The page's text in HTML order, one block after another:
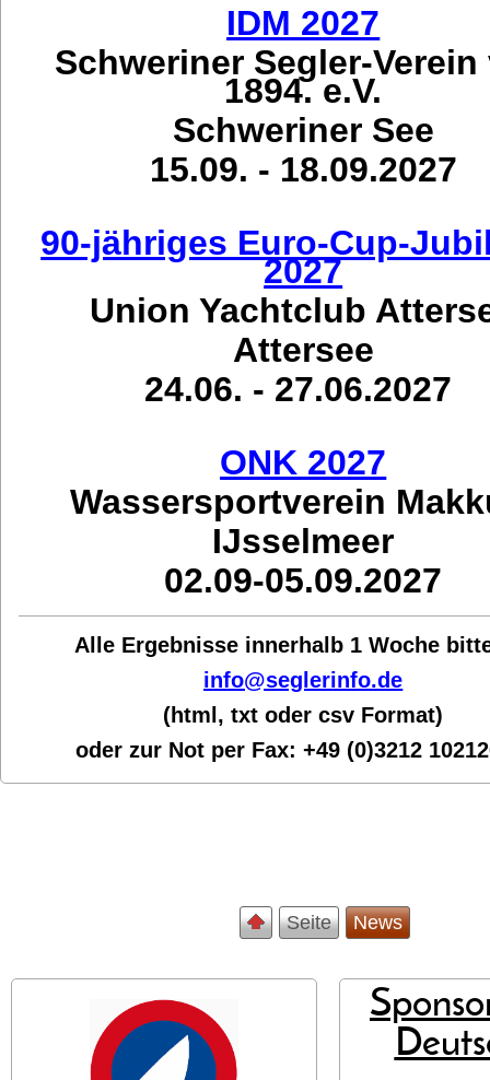
IDM 2027
Schweriner Segler-Verein
1894. e.V.
Schweriner See
15.09. - 18.09.2027
90-jähriges Euro-Cup-
2027
Union Yachtclub
Attersee
24.06. - 27.06.2027
ONK 2027
Wassersportverein
IJsselmeer
02.09-05.09.2027
Alle Ergebnisse innerhalb 1 Woche bit
info@seglerinfo.de
(html, txt oder csv Format)
oder zur Not per Fax:+49 (0)3212
Seite News